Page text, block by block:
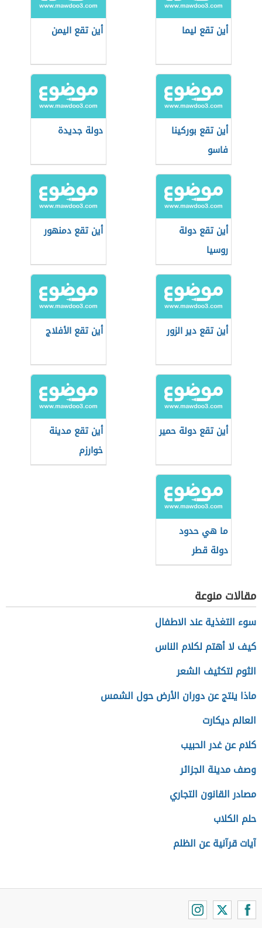
أين تقع ليما أين تقع اليمن
أين تقع بوركينا
فاسو
دولة جديدة
أين تقع دولة
روسيا
أين تقع دمنهور
أين تقع دير الزور أين تقع الأفلاج
أين تقع دولة حمير
أين تقع مدينة
خوارزم
ما هي حدود
دولة قطر
مقالات منوعة
سوء التغذية عند الاطفال
كيف لا أهتم لكلام الناس
الثوم لتكثيف الشعر
ماذا ينتج عن دوران الأرض حول الشمس
العالم ديكارت
كلام عن غدر الحبيب
وصف مدينة الجزائر
مصادر القانون التجاري
حلم الكلاب
آيات قرآنية عن الظلم